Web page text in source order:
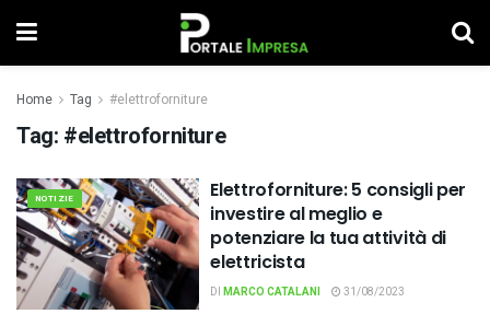
Home Tag #elettroforniture
Tag: #elettroforniture
NOTIZIE
Elettroforniture: 5 consigli per
investire al meglio e
potenziare la tua attività di
elettricista
DI MARCO CATALANI 31/08/2023